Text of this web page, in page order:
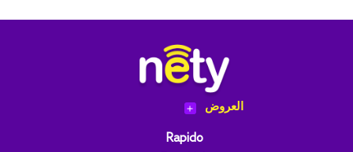
العروض add
Rapido